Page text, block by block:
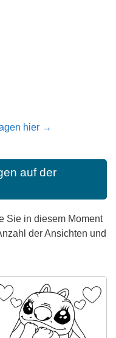
hier →
auf der
Sie in diesem Moment
der Ansichten und